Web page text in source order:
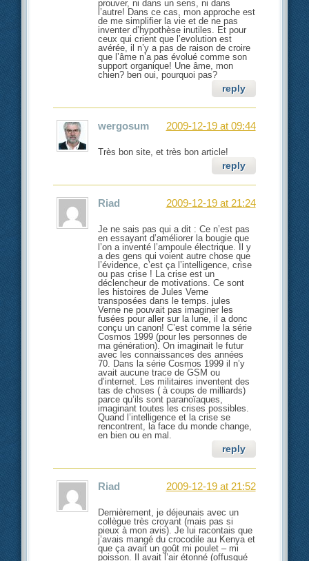
prouver, ni dans un sens, ni dans
l’autre! Dans ce cas, mon approche est
de me simplifier la vie et de ne pas
inventer d’hypothèse inutiles. Et pour
ceux qui crient que l’evolution est
avérée, il n’y a pas de raison de croire
que l’âme n’a pas évolué comme son
support organique! Une âme, mon
chien? ben oui, pourquoi pas?
reply
wergosum 2009-12-19 at 09:44
Très bon site, et très bon article!
reply
Riad 2009-12-19 at 21:24
Je ne sais pas qui a dit : Ce n’est pas
en essayant d’améliorer la bougie que
l’on a inventé l’ampoule électrique. Il y
a des gens qui voient autre chose que
l’évidence, c’est ça l’intelligence, crise
ou pas crise ! La crise est un
déclencheur de motivations. Ce sont
les histoires de Jules Verne
transposées dans le temps. jules
Verne ne pouvait pas imaginer les
fusées pour aller sur la lune, il a donc
conçu un canon! C’est comme la série
Cosmos 1999 (pour les personnes de
ma génération). On imaginait le futur
avec les connaissances des années
70. Dans la série Cosmos 1999 il n’y
avait aucune trace de GSM ou
d’internet. Les militaires inventent des
tas de choses ( à coups de milliards)
parce qu’ils sont paranoïaques,
imaginant toutes les crises possibles.
Quand l’intelligence et la crise se
rencontrent, la face du monde change,
en bien ou en mal.
reply
Riad 2009-12-19 at 21:52
Dernièrement, je déjeunais avec un
collègue très croyant (mais pas si
pieux à mon avis). Je lui racontais que
j’avais mangé du crocodile au Kenya et
que ça avait un goût mi poulet – mi
poisson. Il avait l’air étonné (offusqué